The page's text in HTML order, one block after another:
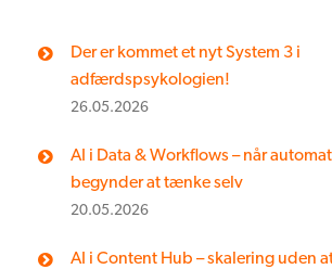
Der er kommet et nyt System 3 i
adfærdspsykologien!
26.05.2026
AI i Data & Workflows – når
begynder at tænke selv
20.05.2026
AI i Content Hub – skalering uden